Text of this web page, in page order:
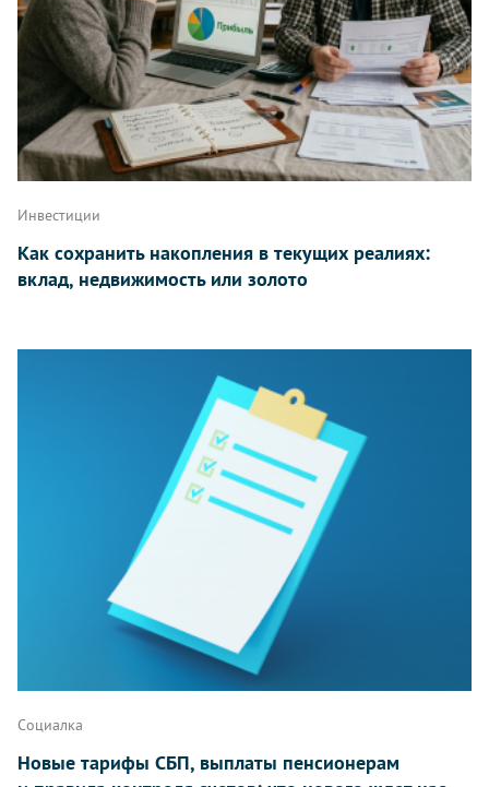
Инвестиции
Как сохранить накопления в текущих реалиях:
вклад, недвижимость или золото
Социалка
Новые тарифы СБП, выплаты пенсионерам